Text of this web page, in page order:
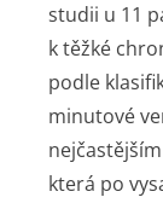
studii u 11
k těžké
podle
minutové
která po